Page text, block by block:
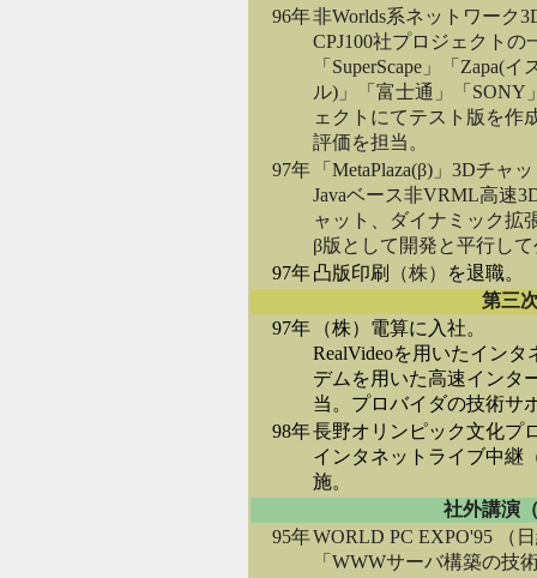
96年非Worlds系ネットワーク
CPJ100社プロジェクト
「SuperScape」「Zapa(
ル)」「富士通」「SONY
ェクトにてテスト版を作
評価を担当。
97年
「MetaPlaza(β)」3Dチャ
Javaベース非VRML高速
ャット、ダイナミック拡
β版として開発と平行し
97年凸版印刷 （株）
を退職。
第三
97年
（株）電算に入社。
RealVideoを用いたイン
デムを用いた高速インタ
当。プロバイダの技術サ
98年長野オリンピック文化プ
インタネットライブ中継
施。
社外講演
95年WORLD PC EXPO'95 （
「WWWサーバ構築の技